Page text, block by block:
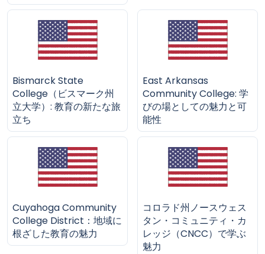
Bismarck State
College（ビスマーク州
立大学）: 教育の新たな旅
立ち
East Arkansas
Community College: 学
びの場としての魅力と可
能性
Cuyahoga Community
College District：地域に
根ざした教育の魅力
コロラド州ノースウェス
タン・コミュニティ・カ
レッジ（CNCC）で学ぶ
魅力